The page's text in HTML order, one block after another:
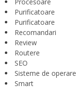
Procesoare
Purificatoare
Purificatoare
Recomandari
Review
Routere
SEO
Sisteme de operare
Smart